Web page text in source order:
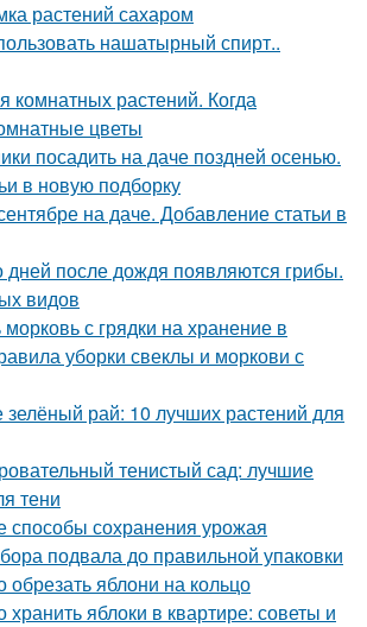
растений сахаром
нашатырный спирт..
комнатных растений. Когда
цветы
посадить на даче поздней осенью.
в новую подборку
на даче. Добавление статьи в
дней после дождя появляются грибы.
видов
морковь с грядки на хранение в
уборки свеклы и моркови с
рай: 10 лучших растений для
тенистый сад: лучшие
тени
сохранения урожая
подвала до правильной упаковки
обрезать яблони на кольцо
хранить яблоки в квартире: советы и